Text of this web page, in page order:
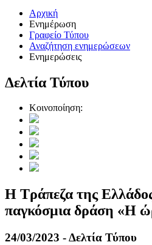
Αρχική
Ενημέρωση
Γραφείο Τύπου
Αναζήτηση ενημερώσεων
Ενημερώσεις
Δελτία Τύπου
Κοινοποίηση:
Η Τράπεζα της
παγκόσμια δράση «Η
24/03/2023 - Δελτία Τύπου